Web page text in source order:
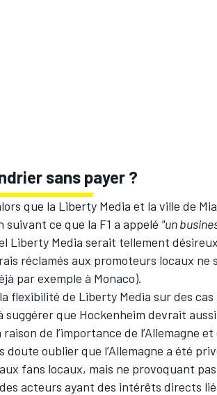
sans payer ?
que la Liberty Media et la ville de
suivant ce que la F1 a appelé "un
Liberty Media serait tellement
réclamés aux promoteurs locaux ne
par exemple à Monaco).
flexibilité de Liberty Media sur des
que Hockenheim devrait aussi
de l’importance de l’Allemagne
doute oublier que l’Allemagne a été
fans locaux, mais ne provoquant
acteurs ayant des intérêts directs